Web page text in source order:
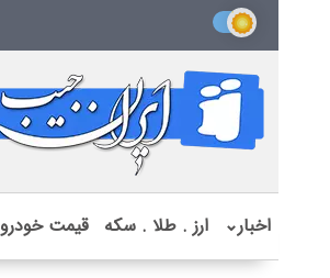
اخبار⌄ ارز . طلا . سکه قیمت خودرو